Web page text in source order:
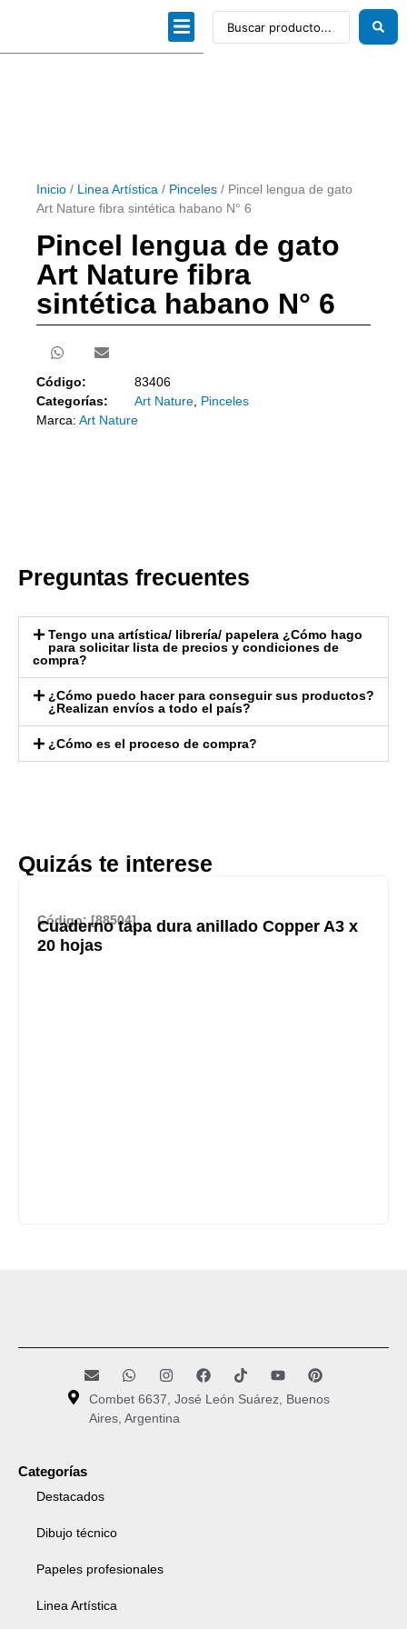
Inicio / Linea Artística / Pinceles / Pincel lengua de gato
Art Nature fibra sintética habano N° 6
Pincel lengua de gato
Art Nature fibra
sintética habano N° 6
Código:
83406
Categorías:
Art Nature Pinceles
Marca: Art Nature
Preguntas frecuentes
Tengo una artística/ librería/ papelera ¿Cómo hago
para solicitar lista de precios y condiciones de
compra?
¿Cómo puedo hacer para conseguir sus productos?
¿Realizan envíos a todo el país?
¿Cómo es el proceso de compra?
Quizás te interese
Código: [88504]
Cuaderno tapa dura anillado Copper A3 x
20 hojas
Combet 6637, José León Suárez, Buenos
Aires, Argentina
Categorías
Destacados
Dibujo técnico
Papeles profesionales
Linea Artística